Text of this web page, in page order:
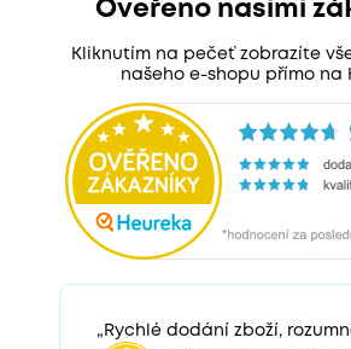
Ověřeno našimi
Kliknutím na pečeť zobrazíte
našeho e-shopu přímo na
„Rychlé dodání zboží,